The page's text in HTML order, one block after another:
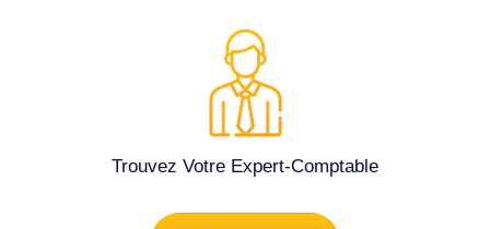
Trouvez Votre Expert-Comptable